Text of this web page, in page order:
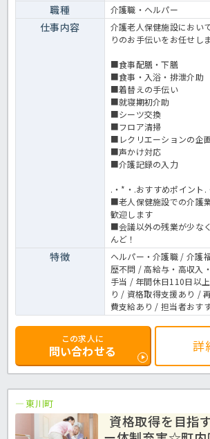
職種 介護職・ヘルパー
仕事内容
介護老人保健施設におい
りのお手伝いをお任せし
■食事配膳・下膳
■食事・入浴・排泄介助
■着替えの手伝い
■就寝期初介助
■シーツ交換
■フロア清掃
■レクリエーションの企
■声かけ対応
■介護記録の入力
.・*・.おすすめポイント.
■老人保健施設での介護
歓迎します
■会議以外の残業が少な
んど！
特徴
ヘルパー・介護職 / 介護
歴不問 / 高給与・高収入
手当 / 年間休日110日以
り / 資格取得支援あり /
費支給あり / 担当者おす
この求人に
問い合わせる 詳
東川町
資格取得を目指